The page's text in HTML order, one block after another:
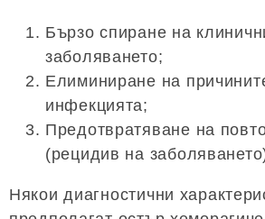
Бързо спиране на
заболяването;
Елиминиране на
инфекцията;
Предотвратяване на
(рецидив на
Някои диагностични